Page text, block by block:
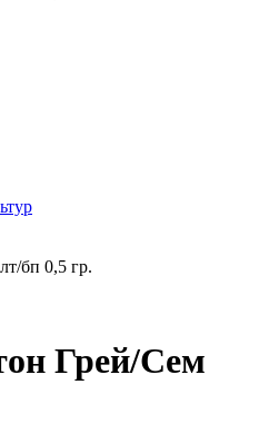
бп 0,5 гр.
Грей/Сем